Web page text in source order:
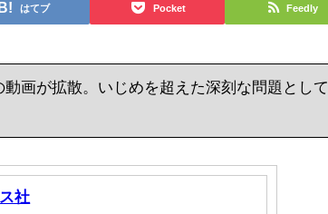
はてブ Pocket Feedly
画が拡散。いじめを超えた深刻な問題として
社